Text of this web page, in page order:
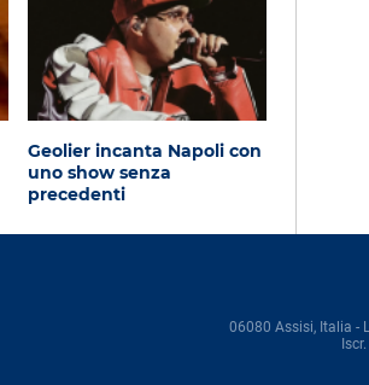
Geolier incanta Napoli con
uno show senza
precedenti
06080 Assisi, Italia -